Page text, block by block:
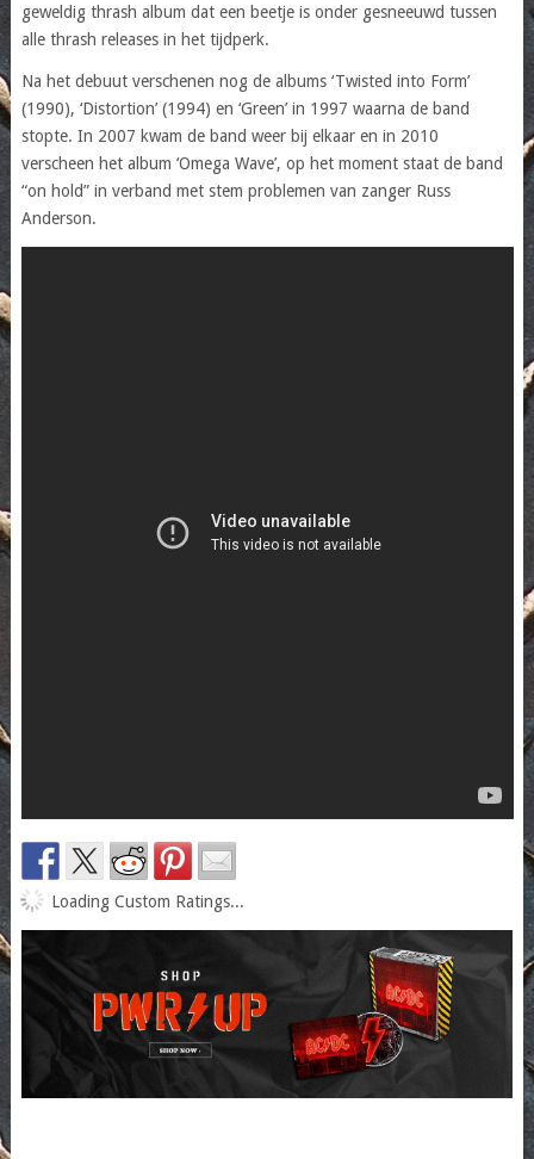
geweldig thrash album dat een beetje is onder gesneeuwd tussen
alle thrash releases in het tijdperk.
Na het debuut verschenen nog de albums ‘Twisted into Form’
(1990), ‘Distortion’ (1994) en ‘Green’ in 1997 waarna de band
stopte. In 2007 kwam de band weer bij elkaar en in 2010
verscheen het album ‘Omega Wave’, op het moment staat de band
“on hold” in verband met stem problemen van zanger Russ
Anderson.
Loading Custom Ratings...